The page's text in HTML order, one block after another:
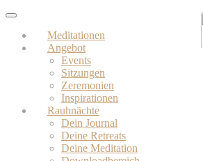
Skip
main
content
Toggle
navigationMeditationen
Angebot
Events
Sitzungen
Zeremonien
Inspirationen
Rauhnächte
Dein Journal
Deine Retreats
Deine Meditation